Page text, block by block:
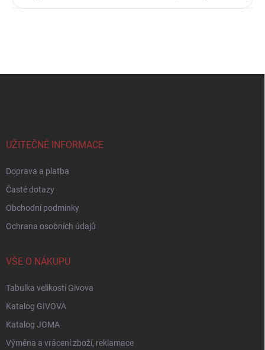
UŽITEČNÉ INFORMACE
Doprava a platba
Časté dotazy
Obchodní podmínky
Ochrana osobních údajů
VŠE O NÁKUPU
Tabulka velikostí Givova
Katalog GIVOVA
Katalog JOMA
Výměna a vrácení zboží, reklamace